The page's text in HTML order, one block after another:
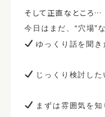
そして正直なところ…
今日はまだ、“穴場”
ゆっくり話を聞き
じっくり検討した
まずは雰囲気を知